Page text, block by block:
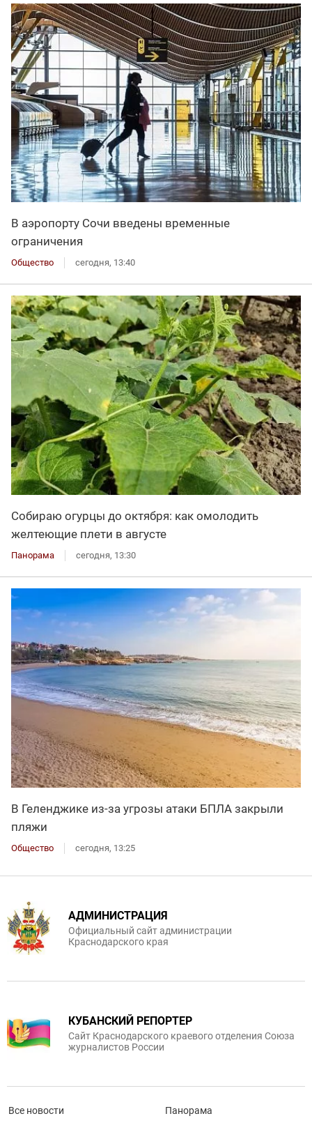
В аэропорту Сочи введены временные
ограничения
Общество сегодня, 13:40
Собираю огурцы до октября: как омолодить
желтеющие плети в августе
Панорама сегодня, 13:30
В Геленджике из-за угрозы атаки БПЛА закрыли
пляжи
Общество сегодня, 13:25
АДМИНИСТРАЦИЯ
Официальный сайт администрации
Краснодарского края
КУБАНСКИЙ РЕПОРТЕР
Сайт Краснодарского краевого отделения Союза
журналистов России
Все новости Панорама